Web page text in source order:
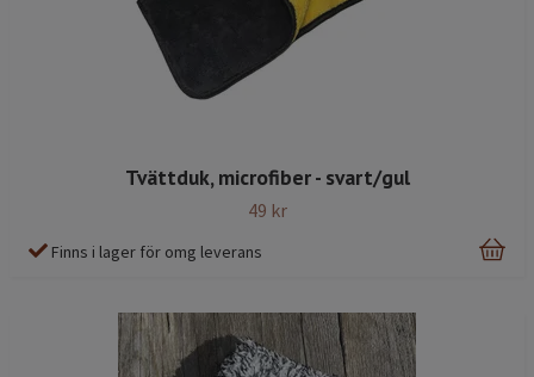
Tvättduk, microfiber - svart/gul
49 kr
Finns i lager för omg leverans